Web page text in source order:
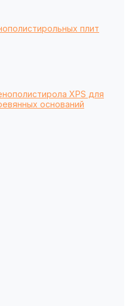
плит
XPS для
оснований